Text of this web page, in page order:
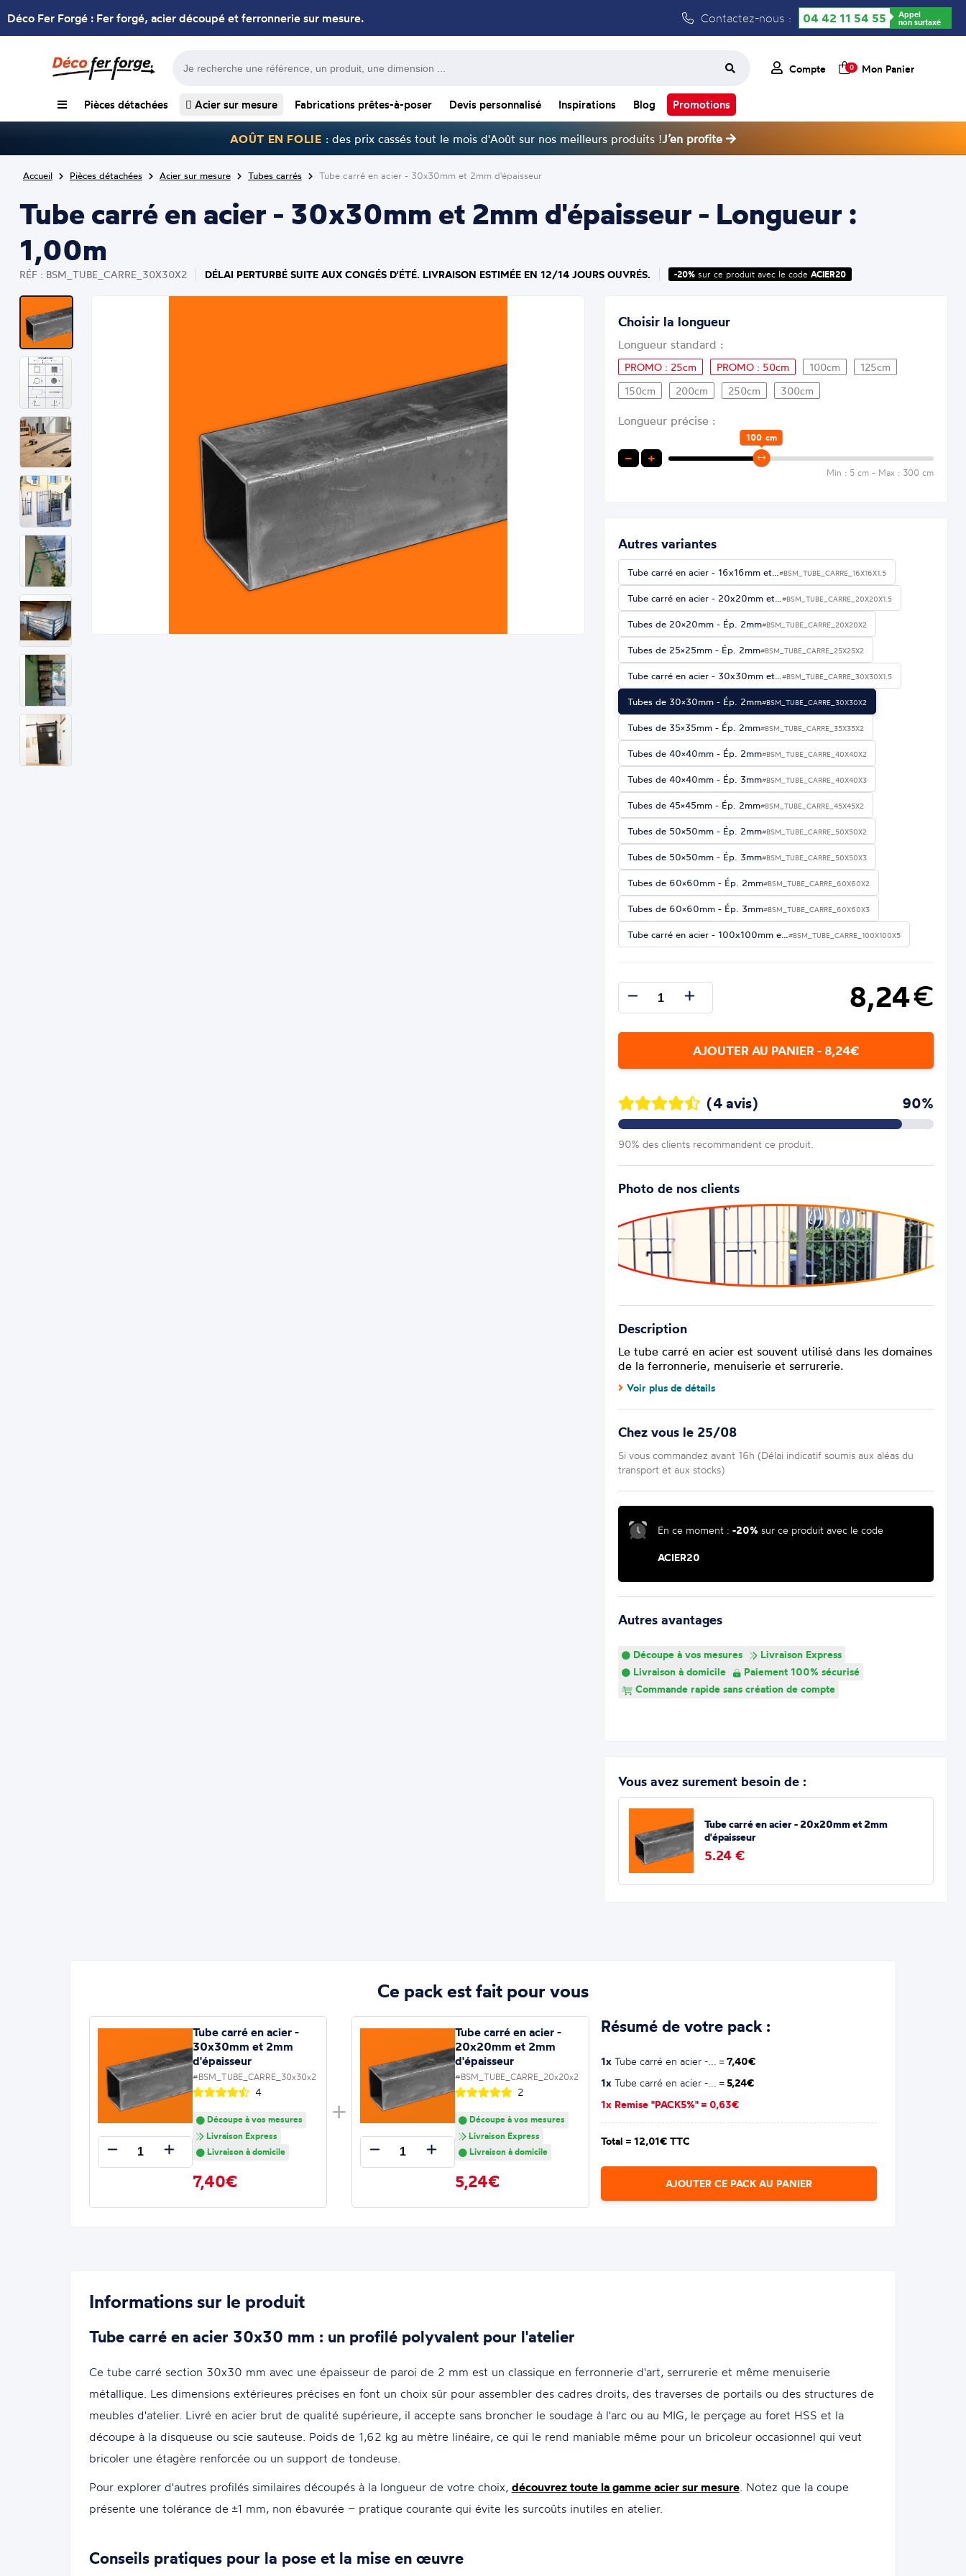
Déco Fer Forgé : Fer forgé, acier découpé et ferronnerie sur mesure. Contactez-nous : 04 42 11 54 55 Appel
non surtaxé
Compte 0 Mon Panier
Pièces détachées Acier sur mesure Fabrications prêtes-à-poser Devis personnalisé Inspirations Blog Promotions
AOÛT EN FOLIE : des prix cassés tout le mois d'Août sur nos meilleurs produits !J’en profite
Accueil Pièces détachées Acier sur mesure Tubes carrés Tube carré en acier - 30x30mm et 2mm d'épaisseur
Tube carré en acier - 30x30mm et 2mm d'épaisseur - Longueur :
1,00m
RÉF : BSM_TUBE_CARRE_30X30X2 DÉLAI PERTURBÉ SUITE AUX CONGÉS D'ÉTÉ. LIVRAISON ESTIMÉE EN 12/14 JOURS OUVRÉS. -20%sur ce produit avec le code ACIER20
Choisir la longueur
Longueur standard :
PROMO : 25cm PROMO : 50cm 100cm
125cm
150cm
200cm 250cm 300cm
Longueur précise :
− +
100 cm
Min : 5 cm - Max : 300 cm
Autres variantes
Tube carré en acier - 16x16mm et… #BSM_TUBE_CARRE_16X16X1.5
Tube carré en acier - 20x20mm et… #BSM_TUBE_CARRE_20X20X1.5
Tubes de 20×20mm - Ép. 2mm#BSM_TUBE_CARRE_20X20X2
Tubes de 25×25mm - Ép. 2mm#BSM_TUBE_CARRE_25X25X2
Tube carré en acier - 30x30mm et… #BSM_TUBE_CARRE_30X30X1.5
Tubes de 30×30mm - Ép. 2mm#BSM_TUBE_CARRE_30X30X2
Tubes de 35×35mm - Ép. 2mm#BSM_TUBE_CARRE_35X35X2
Tubes de 40×40mm - Ép. 2mm#BSM_TUBE_CARRE_40X40X2
Tubes de 40×40mm - Ép. 3mm#BSM_TUBE_CARRE_40X40X3
Tubes de 45×45mm - Ép. 2mm#BSM_TUBE_CARRE_45X45X2
Tubes de 50×50mm - Ép. 2mm#BSM_TUBE_CARRE_50X50X2
Tubes de 50×50mm - Ép. 3mm#BSM_TUBE_CARRE_50X50X3
Tubes de 60×60mm - Ép. 2mm#BSM_TUBE_CARRE_60X60X2
Tubes de 60×60mm - Ép. 3mm#BSM_TUBE_CARRE_60X60X3
Tube carré en acier - 100x100mm e… #BSM_TUBE_CARRE_100X100X5
8,24€
AJOUTER AU PANIER - 8,24€
(4 avis) 90%
90% des clients recommandent ce produit.
Photo de nos clients
Description
Le tube carré en acier est souvent utilisé dans les domaines
de la ferronnerie, menuiserie et serrurerie.
Voir plus de détails
Chez vous le 25/08
Si vous commandez avant 16h (Délai indicatif soumis aux aléas du
transport et aux stocks)
En ce moment : -20%sur ce produit avec le code
ACIER20
Autres avantages
Découpe à vos mesures
Livraison Express
Livraison à domicile
Paiement 100% sécurisé
Commande rapide sans création de compte
Vous avez surement besoin de :
Tube carré en acier - 20x20mm et 2mm
d'épaisseur
5.24 €
Ce pack est fait pour vous
Tube carré en acier -
30x30mm et 2mm
d'épaisseur
#BSM_TUBE_CARRE_30x30x2
4
Découpe à vos mesures
Livraison Express
Livraison à domicile
7,40€
Tube carré en acier -
20x20mm et 2mm
d'épaisseur
#BSM_TUBE_CARRE_20x20x2
2
Découpe à vos mesures
Livraison Express
Livraison à domicile
5,24€
Résumé de votre pack :
1x Tube carré en acier -... =7,40€
1x Tube carré en acier -... = 5,24€
1x Remise "PACK5%" = 0,63€
Total =12,01€ TTC
AJOUTER CE PACK AU PANIER
Informations sur le produit
Tube carré en acier 30x30 mm : un profilé polyvalent pour l'atelier
Ce tube carré section 30x30 mm avec une épaisseur de paroi de 2 mm est un classique en ferronnerie d'art, serrurerie et même menuiserie
métallique. Les dimensions extérieures précises en font un choix sûr pour assembler des cadres droits, des traverses de portails ou des structures de
meubles d'atelier. Livré en acier brut de qualité supérieure, il accepte sans broncher le soudage à l'arc ou au MIG, le perçage au foret HSS et la
découpe à la disqueuse ou scie sauteuse. Poids de 1,62 kg au mètre linéaire, ce qui le rend maniable même pour un bricoleur occasionnel qui veut
bricoler une étagère renforcée ou un support de tondeuse.
Pour explorer d'autres profilés similaires découpés à la longueur de votre choix, découvrez toute la gamme acier sur mesure. Notez que la coupe
présente une tolérance de ±1 mm, non ébavurée – pratique courante qui évite les surcoûts inutiles en atelier.
Conseils pratiques pour la pose et la mise en œuvre